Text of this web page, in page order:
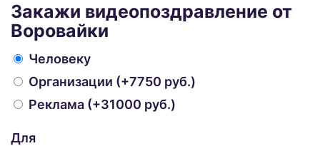
Закажи видеопоздравление от
Воровайки
Человеку
Организации (+7750 руб.)
Реклама (+31000 руб.)
Для